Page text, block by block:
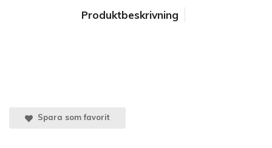
Produktbeskrivning
Spara som favorit